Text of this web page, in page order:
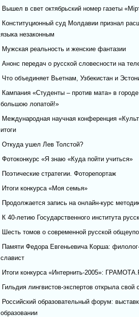
Вышел в свет октябрьский номер газеты
Конституционный суд Молдавии признал
языка незаконным
Мужская реальность и женские фантазии
Анонс передач о русской словесности на
Что объединяет Вьетнам, Узбекистан и
Кампания «Студенты – против мата» в
большою лопатой!»
Международная научная конференция
итоги
Откуда ушел Лев Толстой?
Фотоконкурс «Я знаю «Куда пойти учиться»
Поэтические стратегии. Фоторепортаж
Итоги конкурса «Моя семья»
Продолжается запись на онлайн-курс
К 40-летию Государственного института
Шесть томов о современной русской
Памяти Федора Евгеньевича Корша:
славист
Итоги конкурса «Интернить-2005»:
Гильдия лингвистов-экспертов открыла свой
Российский образовательный форум:
образовании